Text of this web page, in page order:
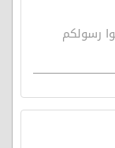
رسولكم